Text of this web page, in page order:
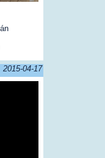
2015-04-17